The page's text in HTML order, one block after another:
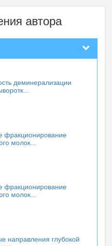
автора
деминерализации
фракционирование
молок...
фракционирование
молок...
направления глубокой